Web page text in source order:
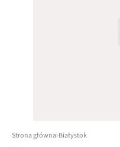
Strona główna Białystok